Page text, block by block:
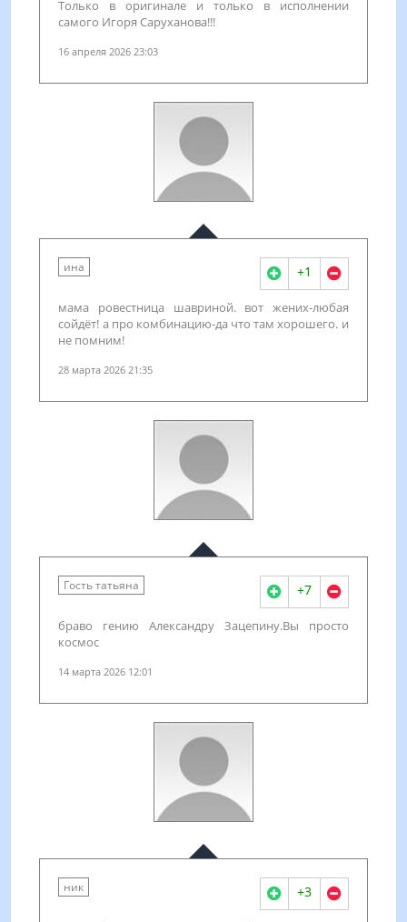
Только в оригинале и только в исполнении
самого Игоря Саруханова!!!
16 апреля 2026 23:03
ина +1
мама ровестница шавриной. вот жених-любая
сойдёт! а про комбинацию-да что там хорошего. и
не помним!
28 марта 2026 21:35
Гость татьяна +7
браво гению Александру Зацепину.Вы просто
космос
14 марта 2026 12:01
ник +3